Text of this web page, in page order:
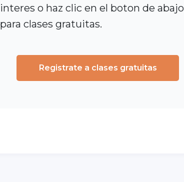
interes o haz clic en el boton de abajo
para clases gratuitas.
Registrate a clases gratuitas